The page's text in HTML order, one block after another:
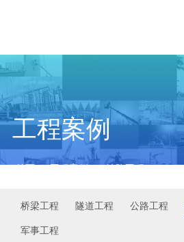
公司介绍
企业文化
荣誉资质
交通/民用工程类解决方案
耐火材料类解决方案
交通/民用工程领域用产品
耐火材料领域用产品
新闻信息
行业动态
桥梁工程
隧道工程
公路工程
军事工程
工程案例
首页 > 工程案例 > 铁路工程
桥梁工程 隧道工程 公路工程
军事工程